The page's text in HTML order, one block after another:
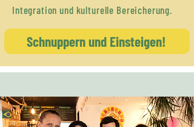
Integration und kulturelle Bereicherung.
Schnuppern und Einsteigen!